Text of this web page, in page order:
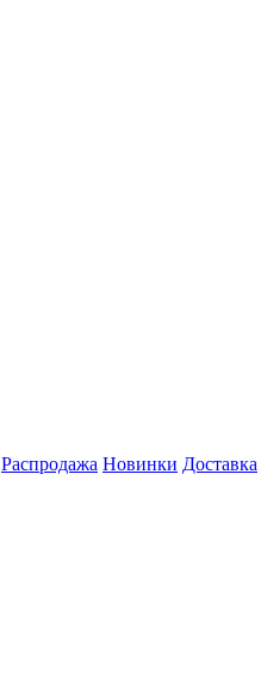
Распродажа Новинки Доставка